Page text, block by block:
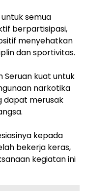
semua
berpartisipasi,
menyehatkan
dan sportivitas.
Seruan kuat untuk
narkotika
dapat merusak
kepada
bekerja keras,
kegiatan ini